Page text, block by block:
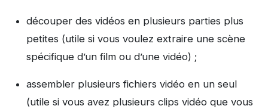
découper des vidéos en plusieurs parties plus
petites (utile si vous voulez extraire une scène
spécifique d’un film ou d’une vidéo) ;
assembler plusieurs fichiers vidéo en un seul
(utile si vous avez plusieurs clips vidéo que vous